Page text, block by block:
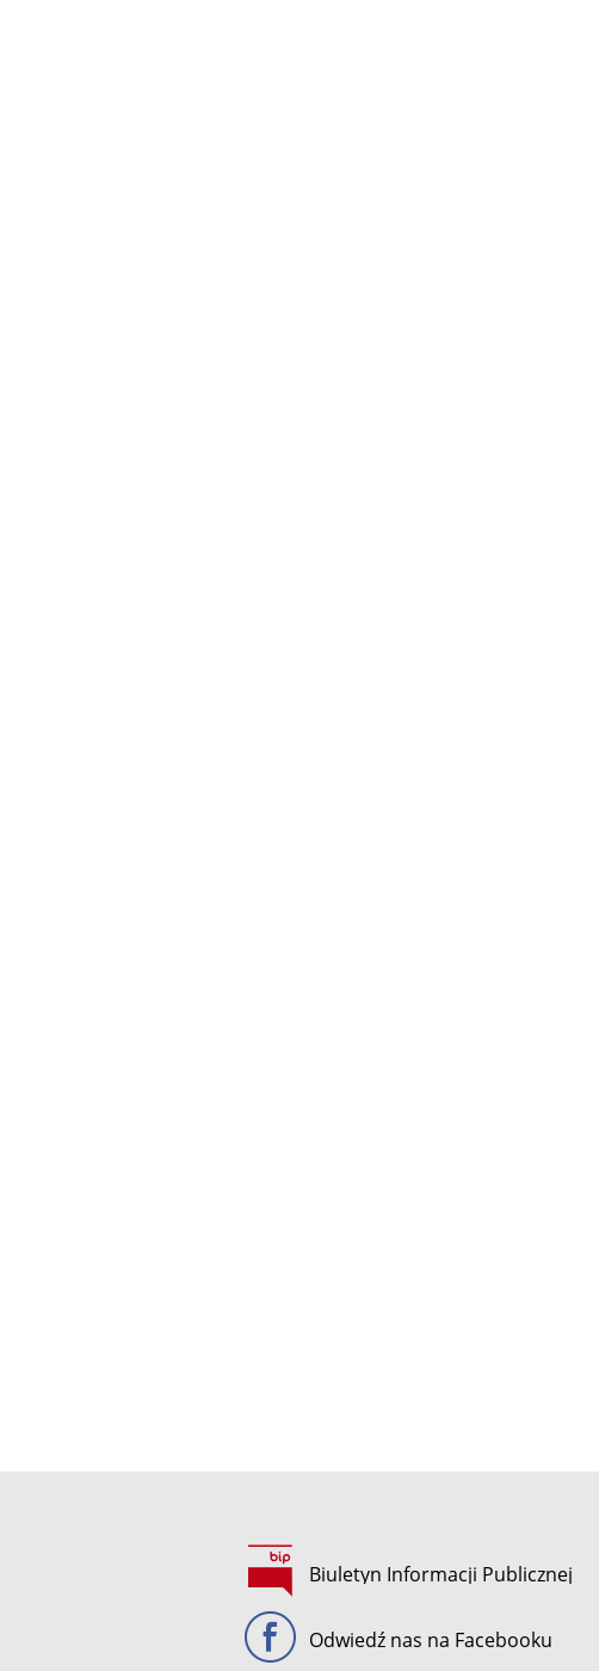
Biuletyn Informacji Publicznej
Odwiedź nas na Facebooku